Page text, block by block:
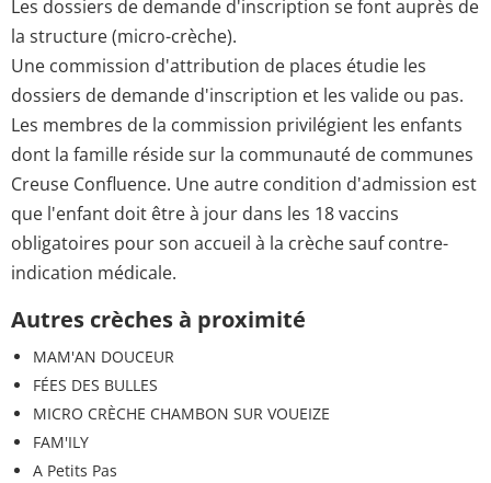
Les dossiers de demande d'inscription se font auprès de
la structure (micro-crèche).
Une commission d'attribution de places étudie les
dossiers de demande d'inscription et les valide ou pas.
Les membres de la commission privilégient les enfants
dont la famille réside sur la communauté de communes
Creuse Confluence. Une autre condition d'admission est
que l'enfant doit être à jour dans les 18 vaccins
obligatoires pour son accueil à la crèche sauf contre-
indication médicale.
Autres crèches à proximité
MAM'AN DOUCEUR
FÉES DES BULLES
MICRO CRÈCHE CHAMBON SUR VOUEIZE
FAM'ILY
A Petits Pas